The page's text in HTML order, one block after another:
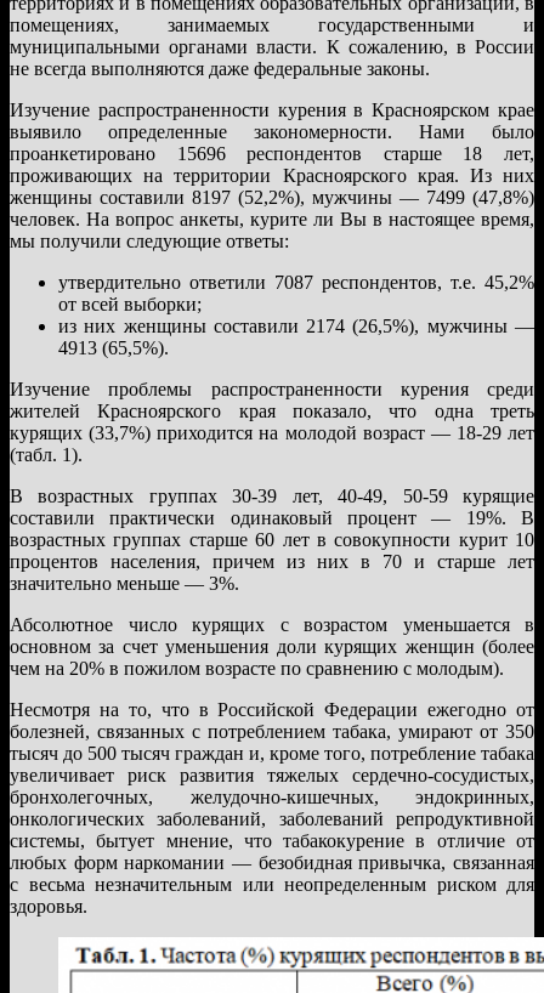
помещениях, занимаемых государственными и
муниципальными органами власти. К сожалению, в России
не всегда выполняются даже федеральные законы.
Изучение распространенности курения в Красноярском крае
выявило определенные закономерности. Нами было
проанкетировано 15696 респондентов старше 18 лет,
проживающих на территории Красноярского края. Из них
женщины составили 8197 (52,2%), мужчины — 7499 (47,8%)
человек. На вопрос анкеты, курите ли Вы в настоящее время,
мы получили следующие ответы:
утвердительно ответили 7087 респондентов, т.е. 45,2%
от всей выборки;
из них женщины составили 2174 (26,5%), мужчины —
4913 (65,5%).
Изучение проблемы распространенности курения среди
жителей Красноярского края показало, что одна треть
курящих (33,7%) приходится на молодой возраст — 18-29 лет
(табл. 1).
В возрастных группах 30-39 лет, 40-49, 50-59 курящие
составили практически одинаковый процент — 19%. В
возрастных группах старше 60 лет в совокупности курит 10
процентов населения, причем из них в 70 и старше лет
значительно меньше — 3%.
Абсолютное число курящих с возрастом уменьшается в
основном за счет уменьшения доли курящих женщин (более
чем на 20% в пожилом возрасте по сравнению с молодым).
Несмотря на то, что в Российской Федерации ежегодно от
болезней, связанных с потреблением табака, умирают от 350
тысяч до 500 тысяч граждан и, кроме того, потребление табака
увеличивает риск развития тяжелых сердечно-сосудистых,
бронхолегочных, желудочно-кишечных, эндокринных,
онкологических заболеваний, заболеваний репродуктивной
системы, бытует мнение, что табакокурение в отличие от
любых форм наркомании — безобидная привычка, связанная
с весьма незначительным или неопределенным риском для
здоровья.